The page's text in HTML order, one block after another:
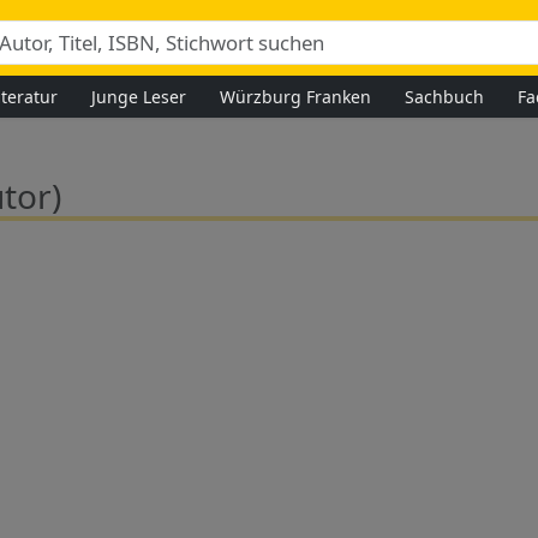
Junge Leser Würzburg Franken Sachbuch